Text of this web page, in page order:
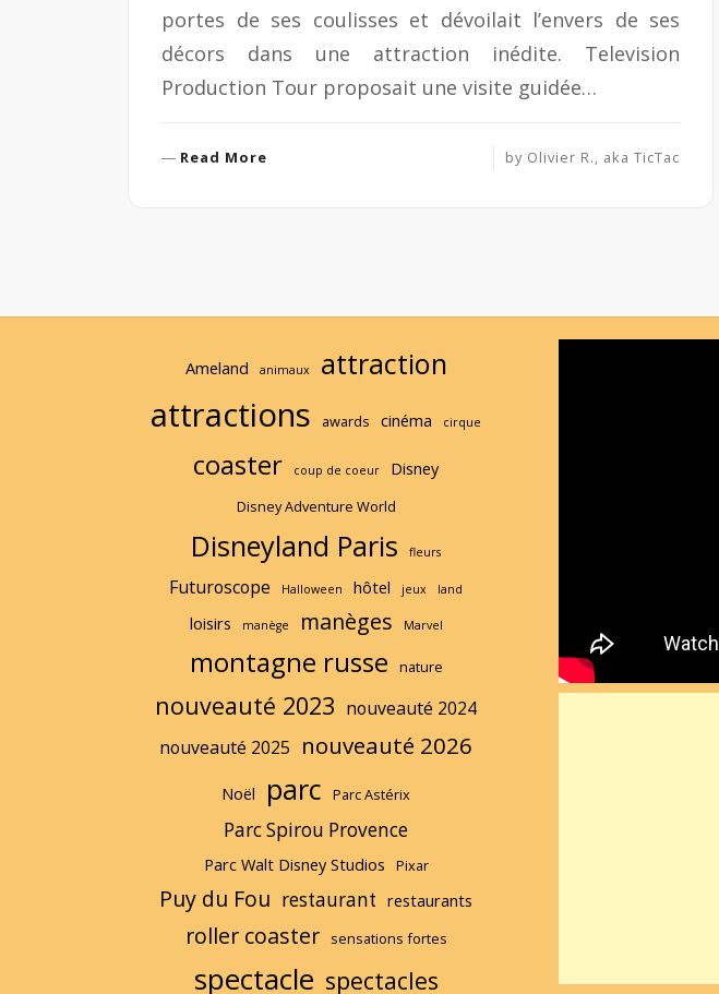
portes de ses coulisses et dévoilait l’envers de ses
décors dans une attraction inédite. Television
Production Tour proposait une visite guidée…
Read More by Olivier R., aka TicTac
Ameland animaux attraction
attractions awards cinéma cirque
coaster coup de coeur Disney
Disney Adventure World
Disneyland Paris fleurs
Futuroscope Halloween hôtel jeux land
loisirs manège manèges Marvel
montagne russe nature
nouveauté 2023 nouveauté 2024
nouveauté 2025 nouveauté 2026
Noël parc Parc Astérix
Parc Spirou Provence
Parc Walt Disney Studios Pixar
Puy du Fou restaurant restaurants
roller coaster sensations fortes
spectacle spectacles